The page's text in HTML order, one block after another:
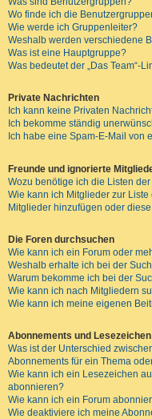
Wo finde ich die
Wie werde ich Gruppenleiter?
Weshalb werden verschiedene
Was ist eine Hauptgruppe?
Was bedeutet der „Das Team“-
Private Nachrichten
Ich kann keine Privaten
Ich bekomme ständig
Ich habe eine Spam-E-Mail von
Freunde und ignorierte
Wozu benötige ich die Listen
Wie kann ich Mitglieder zur
Mitglieder hinzufügen oder
Die Foren durchsuchen
Wie kann ich ein Forum oder
Weshalb erhalte ich bei der
Warum bekomme ich bei der
Wie kann ich nach Mitgliedern
Wie kann ich meine eigenen
Abonnements und Lesezeichen
Was ist der Unterschied
Abonnements für ein Thema
Wie kann ich ein Lesezeichen
abonnieren?
Wie kann ich ein Forum
Wie deaktiviere ich meine